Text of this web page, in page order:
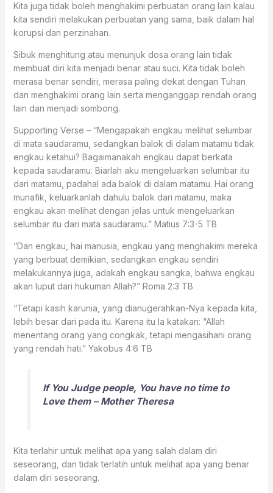
Kita juga tidak boleh menghakimi perbuatan orang lain kalau
kita sendiri melakukan perbuatan yang sama, baik dalam hal
korupsi dan perzinahan.
Sibuk menghitung atau menunjuk dosa orang lain tidak
membuat diri kita menjadi benar atau suci. Kita tidak boleh
merasa benar sendiri, merasa paling dekat dengan Tuhan
dan menghakimi orang lain serta menganggap rendah orang
lain dan menjadi sombong.
Supporting Verse – “Mengapakah engkau melihat selumbar
di mata saudaramu, sedangkan balok di dalam matamu tidak
engkau ketahui? Bagaimanakah engkau dapat berkata
kepada saudaramu: Biarlah aku mengeluarkan selumbar itu
dari matamu, padahal ada balok di dalam matamu. Hai orang
munafik, keluarkanlah dahulu balok dari matamu, maka
engkau akan melihat dengan jelas untuk mengeluarkan
selumbar itu dari mata saudaramu.” ‭‭Matius‬ ‭7:3-5‬ ‭TB‬‬
“Dan engkau, hai manusia, engkau yang menghakimi mereka
yang berbuat demikian, sedangkan engkau sendiri
melakukannya juga, adakah engkau sangka, bahwa engkau
akan luput dari hukuman Allah?” ‭‭Roma‬ ‭2:3‬ ‭TB‬‬
“Tetapi kasih karunia, yang dianugerahkan-Nya kepada kita,
lebih besar dari pada itu. Karena itu Ia katakan: “Allah
menentang orang yang congkak, tetapi mengasihani orang
yang rendah hati.” ‭‭Yakobus‬ ‭4:6‬ ‭TB‬‬
If You Judge people, You have no time to
Love them – Mother Theresa
Kita terlahir untuk melihat apa yang salah dalam diri
seseorang, dan tidak terlatih untuk melihat apa yang benar
dalam diri seseorang.